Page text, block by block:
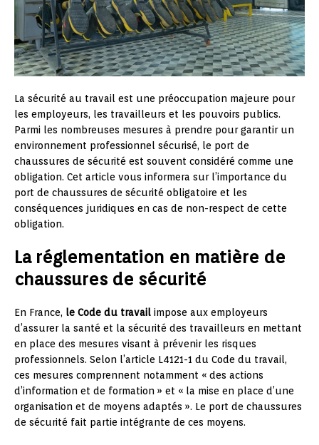
La sécurité au travail est une préoccupation majeure pour
les employeurs, les travailleurs et les pouvoirs publics.
Parmi les nombreuses mesures à prendre pour garantir un
environnement professionnel sécurisé, le port de
chaussures de sécurité est souvent considéré comme une
obligation. Cet article vous informera sur l’importance du
port de chaussures de sécurité obligatoire et les
conséquences juridiques en cas de non-respect de cette
obligation.
La réglementation en matière de
chaussures de sécurité
En France, le Code du travail impose aux employeurs
d’assurer la santé et la sécurité des travailleurs en mettant
en place des mesures visant à prévenir les risques
professionnels. Selon l’article L4121-1 du Code du travail,
ces mesures comprennent notamment « des actions
d’information et de formation » et « la mise en place d’une
organisation et de moyens adaptés ». Le port de chaussures
de sécurité fait partie intégrante de ces moyens.